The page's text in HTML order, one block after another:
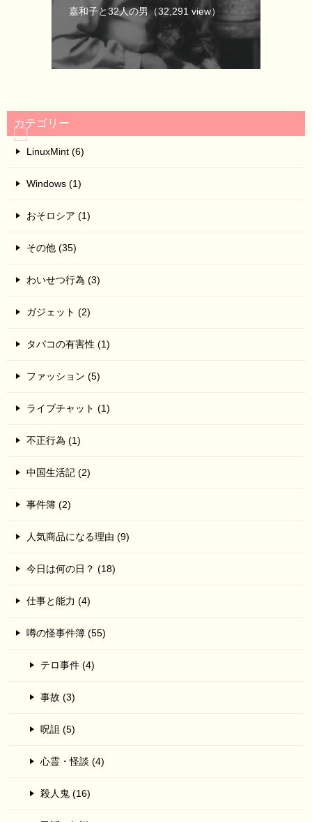
嘉和子と32人の男（32,291 view）
カテゴリー
LinuxMint (6)
Windows (1)
おそロシア (1)
その他 (35)
わいせつ行為 (3)
ガジェット (2)
タバコの有害性 (1)
ファッション (5)
ライブチャット (1)
不正行為 (1)
中国生活記 (2)
事件簿 (2)
人気商品になる理由 (9)
今日は何の日？ (18)
仕事と能力 (4)
噂の怪事件簿 (55)
テロ事件 (4)
事故 (3)
呪詛 (5)
心霊・怪談 (4)
殺人鬼 (16)